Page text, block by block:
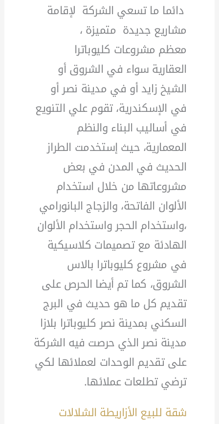
دائما ما تسعي الشركة لإقامة
مشاريع جديدة متميزة ،
معظم مشروعات كليوباترا
العقارية سواء في الشروق أو
الشيخ زايد أو في مدينة نصر أو
في الإسكندرية، تقوم علي التنويع
في أساليب البناء والنظم
المعمارية، حيث إستخدمت الطراز
الحديث في المدن في بعض
مشروعاتها من خلال استخدام
الألوان الفاتحة، والزجاج البانورامي
،واستخدام الحجر واستخدام الألوان
الهادئة مع تصميمات كلاسيكية
في مشروع كليوباترا بالاس
الشروق، كما تم أيضا الحرص على
تقديم كل ما هو حديث في البرج
السكني بمدينة نصر كليوباترا بلازا
مدينة نصر الذي حرصت فيه الشركة
على تقديم الوحدات لعملائها لكي
ترضي تطلعات عملائها.
شقة للبيع الأزاريطة الشلالات